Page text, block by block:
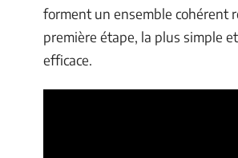
forment un ensemble cohérent
première étape, la plus simple
efficace.